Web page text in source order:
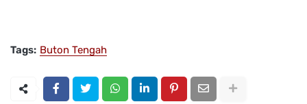
Tags: Buton Tengah